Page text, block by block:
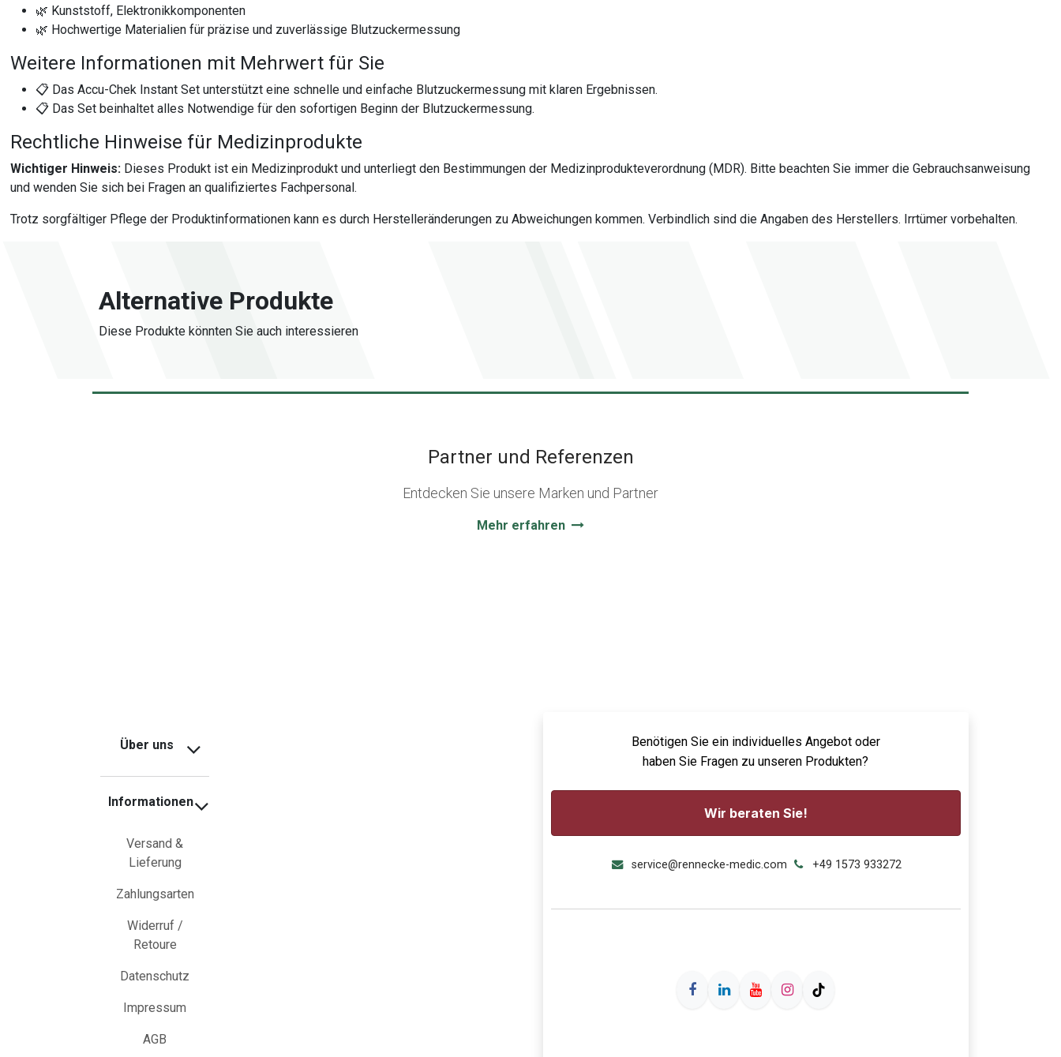
🌿 Kunststoff, Elektronikkomponenten
🌿 Hochwertige Materialien für präzise und zuverlässige Blutzuckermessung
Weitere Informationen mit Mehrwert für Sie
📋 Das Accu-Chek Instant Set unterstützt eine schnelle und einfache Blutzuckermessung mit klaren Ergebnissen.
📋 Das Set beinhaltet alles Notwendige für den sofortigen Beginn der Blutzuckermessung.
Rechtliche Hinweise für Medizinprodukte
Wichtiger Hinweis: Dieses Produkt ist ein Medizinprodukt und unterliegt den Bestimmungen der Medizinprodukteverordnung (MDR). Bitte beachten Sie immer die Gebrauchsanweisung
und wenden Sie sich bei Fragen an qualifiziertes Fachpersonal.
Trotz sorgfältiger Pflege der Produktinformationen kann es durch Herstelleränderungen zu Abweichungen kommen. Verbindlich sind die Angaben des Herstellers. Irrtümer vorbehalten.
Alternative Produkte
Diese Produkte könnten Sie auch interessieren
Partner und Referenzen
Entdecken Sie unsere Marken und Partner
Mehr erfahren
Über uns
Informationen
Versand &
Lieferung
Zahlungsarten
Widerruf /
Retoure
Datenschutz
Impressum
AGB
Benötigen Sie ein individuelles Angebot oder
haben Sie Fragen zu unseren Produkten?
Wir beraten Sie!
service@rennecke-medic.com +49 1573 933272